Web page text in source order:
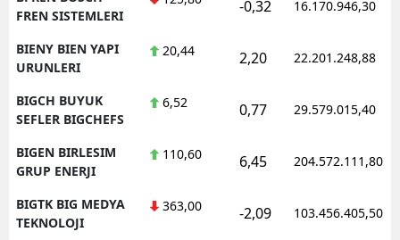
FREN SISTEMLERI
-0,32 16.170.946,30
BIENY BIEN YAPI
URUNLERI
20,44 2,20 22.201.248,88
BIGCH BUYUK
SEFLER BIGCHEFS
6,52 0,77 29.579.015,40
BIGEN BIRLESIM
GRUP ENERJI
110,60 6,45 204.572.111,80
BIGTK BIG MEDYA
TEKNOLOJI
363,00 -2,09 103.456.405,50